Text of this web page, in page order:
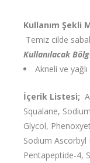
Kullanım Şekli
Temiz cilde
Kullanılacak
Akneli ve
İçerik Listesi;
Squalane,
Glycol,
Sodium
Pentapeptide-4,